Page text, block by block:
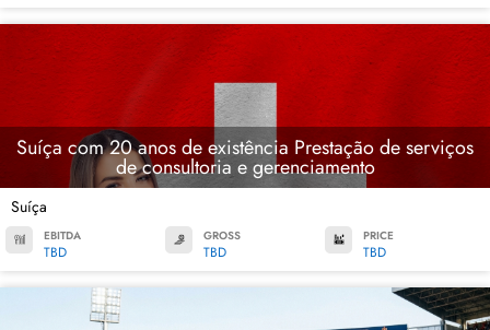
Suíça com 20 anos de existência Prestação de serviços
de consultoria e gerenciamento
Suíça
EBITDA
TBD
GROSS
TBD
PRICE
TBD